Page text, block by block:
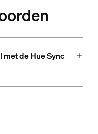
de Hue Sync